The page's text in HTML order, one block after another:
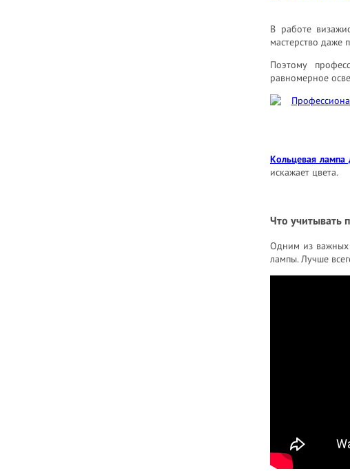
В работе
мастерство даже
Поэтому
равномерное
Кольцевая
искажает цвета.
Что учитывать
Одним из важных
лампы. Лучше